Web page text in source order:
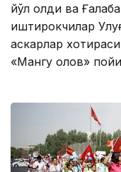
йўл олди ва
иштирокчилар
аскарлар
«Мангу олов»